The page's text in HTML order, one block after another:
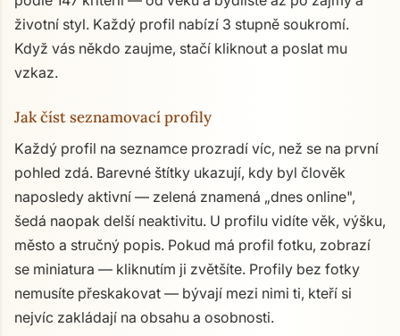
životní styl. Každý profil nabízí 3 stupně soukromí.
Když vás někdo zaujme, stačí kliknout a poslat mu
vzkaz.
Jak číst seznamovací profily
Každý profil na seznamce prozradí víc, než se na první
pohled zdá. Barevné štítky ukazují, kdy byl člověk
naposledy aktivní — zelená znamená „dnes online",
šedá naopak delší neaktivitu. U profilu vidíte věk, výšku,
město a stručný popis. Pokud má profil fotku, zobrazí
se miniatura — kliknutím ji zvětšíte. Profily bez fotky
nemusíte přeskakovat — bývají mezi nimi ti, kteří si
nejvíc zakládají na obsahu a osobnosti.